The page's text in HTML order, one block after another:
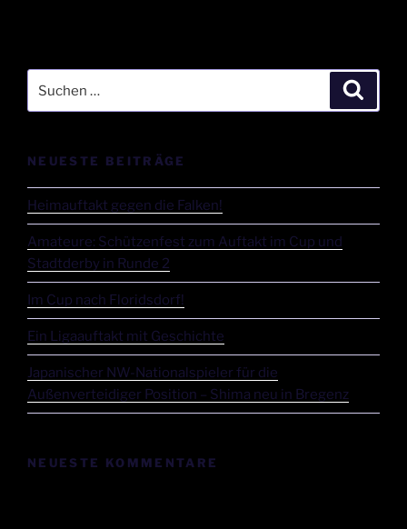
NEUESTE BEITRÄGE
Heimauftakt gegen die Falken!
Amateure: Schützenfest zum Auftakt im Cup und
Stadtderby in Runde 2
Im Cup nach Floridsdorf!
Ein Ligaauftakt mit Geschichte
Japanischer NW-Nationalspieler für die
Außenverteidiger Position – Shima neu in Bregenz
NEUESTE KOMMENTARE